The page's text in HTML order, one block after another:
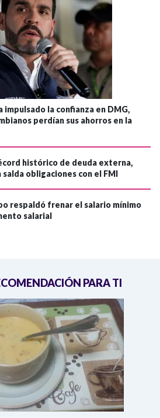
impulsado la confianza en DMG,
perdían sus ahorros en la
histórico de deuda externa,
obligaciones con el FMI
respaldó frenar el salario mínimo
salarial
PARA TI